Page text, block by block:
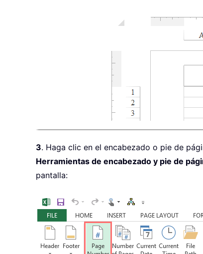
3. Haga clic en el encabezado o pie de
Herramientas de encabezado y pie de
pantalla: